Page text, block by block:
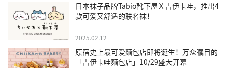
日本袜子品牌Tabio靴下屋Ｘ吉伊卡哇，推出4
款可爱又舒适的联名袜！
2025.02.12
原宿史上最可爱麵包店即将诞生！万众瞩目的
「吉伊卡哇麵包店」10/29盛大开幕